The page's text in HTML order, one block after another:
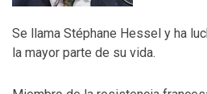
Se llama Stéphane Hessel y ha
la mayor parte de su vida.